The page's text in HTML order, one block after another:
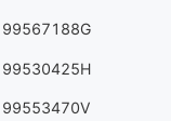
99567188G
99530425H
99553470V